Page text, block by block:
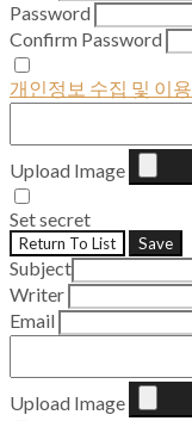
Password
Confirm Password
개인정보 수집 및 이용
Upload Image
Set secret
Return To List Save
Subject
Writer
Email
Upload Image